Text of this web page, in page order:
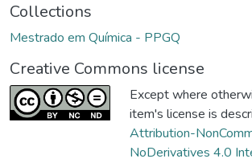
Collections
Mestrado em Química - PPGQ
Creative Commons license
Except where
item's license is
Attribution-
NoDerivatives 4.0